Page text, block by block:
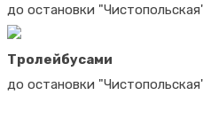
до остановки
Тролейбусами
до остановки